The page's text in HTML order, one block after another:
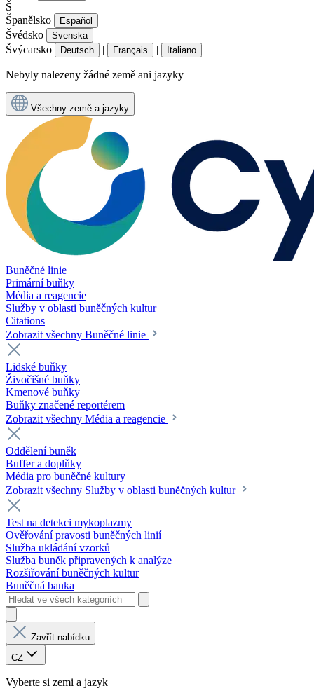
Š
Španělsko
Español
Švédsko Svenska
Švýcarsko Deutsch | Français | Italiano
Nebyly nalezeny žádné země ani jazyky
Všechny země a jazyky
Buněčné linie
Primární buňky
Média a reagencie
Služby v oblasti buněčných kultur
Citations
Zobrazit všechny Buněčné linie
Lidské buňky
Živočišné buňky
Kmenové buňky
Buňky značené reportérem
Zobrazit všechny Média a reagencie
Oddělení buněk
Buffer a doplňky
Média pro buněčné kultury
Zobrazit všechny Služby v oblasti buněčných kultur
Test na detekci mykoplazmy
Ověřování pravosti buněčných linií
Služba ukládání vzorků
Služba buněk připravených k analýze
Rozšiřování buněčných kultur
Buněčná banka
Zavřít nabídku
CZ
Vyberte si zemi a jazyk